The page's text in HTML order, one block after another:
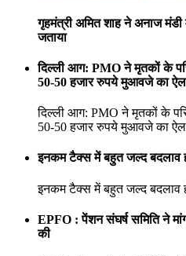
गृहमंत्री अमित शाह ने अनाज
जताया
दिल्ली आग: PMO ने मृतकों के
50-50 हजार रुपये मुआवजे का
दिल्ली आग: PMO ने मृतकों के
50-50 हजार रुपये मुआवजे का
इनकम टैक्स में बहुत जल्द बदलाव
इनकम टैक्स में बहुत जल्द बदलाव
EPFO : पेंशन संघर्ष समिति ने
की